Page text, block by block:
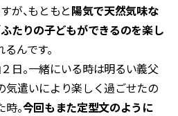
が、もともと陽気で天然気味な
ふたりの子どもができるのを楽し
んです。
日。一緒にいる時は明るい義父
気遣いにより楽しく過ごせたの
。今回もまた定型文のように